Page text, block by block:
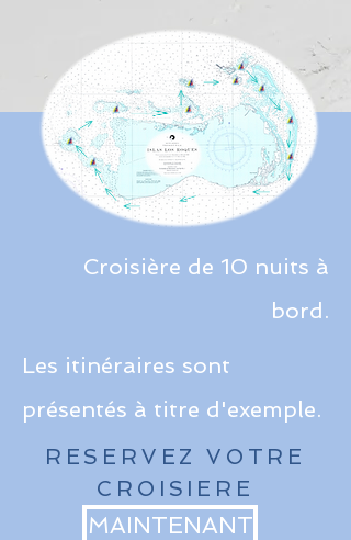
Croisière de 10 nuits à
bord.
Les itinéraires sont
présentés à titre d'exemple.
RESERVEZ VOTRE
CROISIERE
MAINTENANT